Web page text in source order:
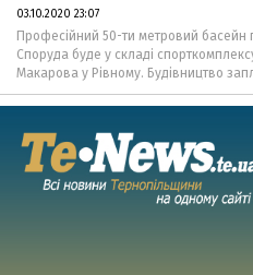
03.10.2020 23:07
Професійний 50-ти метровий басейн
Споруда буде у складі
Макарова у Рівному. Будівництво